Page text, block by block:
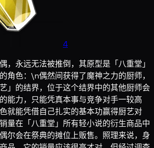
4
，永远无法被推倒，其原型是「八重堂」
角色：\n偶然间获得了魔神之力的厨师，
」的结界，位于这个结界中的其他厨师会
能力，只能凭真本事与竞争对手一较高
就能凭借自己扎实的基本功赢得厨艺对
量在「八重堂」所有轻小说的衍生商品中
尔会在祭典的摊位上贩售。照理来说，身